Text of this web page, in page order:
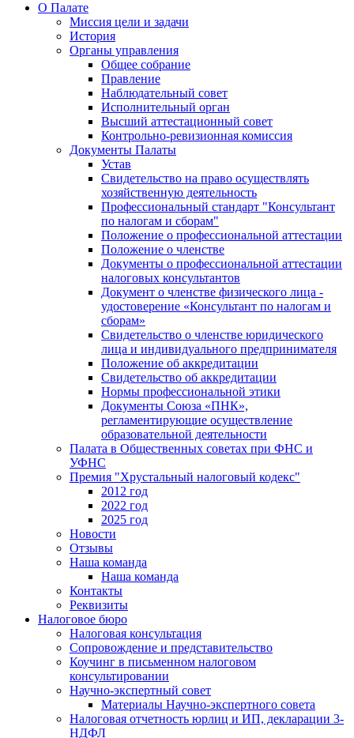
О Палате
Миссия цели и задачи
История
Органы управления
Общее собрание
Правление
Наблюдательный совет
Исполнительный орган
Высший аттестационный совет
Контрольно-ревизионная комиссия
Документы Палаты
Устав
Свидетельство на право осуществлять
хозяйственную деятельность
Профессиональный стандарт "Консультант
по налогам и сборам"
Положение о профессиональной аттестации
Положение о членстве
Документы о профессиональной аттестации
налоговых консультантов
Документ о членстве физического лица -
удостоверение «Консультант по налогам и
сборам»
Свидетельство о членстве юридического
лица и индивидуального предпринимателя
Положение об аккредитации
Свидетельство об аккредитации
Нормы профессиональной этики
Документы Союза «ПНК»,
регламентирующие осуществление
образовательной деятельности
Палата в Общественных советах при ФНС и
УФНС
Премия "Хрустальный налоговый кодекс"
2012 год
2022 год
2025 год
Новости
Отзывы
Наша команда
Наша команда
Контакты
Реквизиты
Налоговое бюро
Налоговая консультация
Cопровождение и представительство
Коучинг в письменном налоговом
консультировании
Научно-экспертный совет
Материалы Научно-экспертного совета
Налоговая отчетность юрлиц и ИП, декларации 3-
НДФЛ